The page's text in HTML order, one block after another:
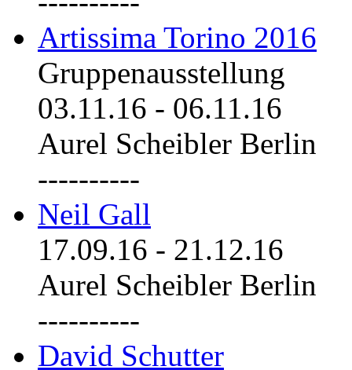
Artissima Torino 2016
Gruppenausstellung
03.11.16 - 06.11.16
Aurel Scheibler Berlin
----------
Neil Gall
17.09.16 - 21.12.16
Aurel Scheibler Berlin
----------
David Schutter